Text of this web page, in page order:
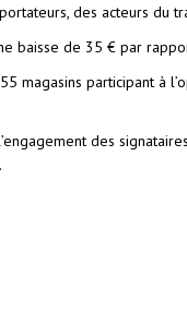
des acteurs du
de 35 € par
participant à
des